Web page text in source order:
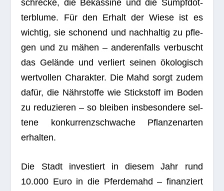
schre­cke, die Bekas­sine und die Sumpf­dot­
ter­blume. Für den Erhalt der Wiese ist es
wich­tig, sie scho­nend und nach­hal­tig zu pfle­
gen und zu mähen – ande­ren­falls ver­buscht
das Gelände und ver­liert sei­nen öko­lo­gisch
wert­vol­len Cha­rak­ter. Die Mahd sorgt zudem
dafür, die Nähr­stoffe wie Stick­stoff im Boden
zu redu­zie­ren – so blei­ben ins­be­son­dere sel­
tene kon­kur­renz­schwa­che Pflan­zen­ar­ten
erhalten.
Die Stadt inves­tiert in die­sem Jahr rund
10.000 Euro in die Pfer­de­mahd – finan­ziert